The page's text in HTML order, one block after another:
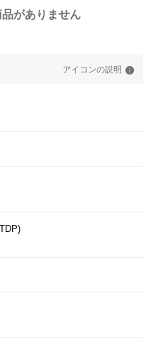
がありません
アイコンの説明